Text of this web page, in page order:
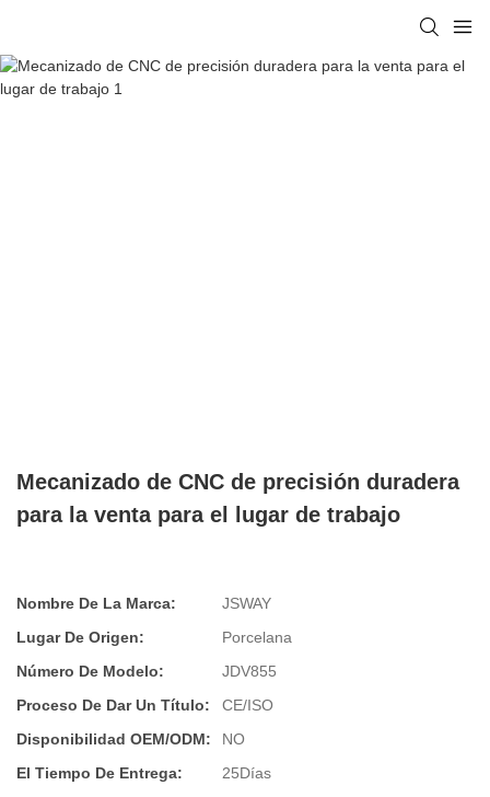
Mecanizado de CNC de precisión duradera
para la venta para el lugar de trabajo
Nombre De La Marca:
JSWAY
Lugar De Origen:
Porcelana
Número De Modelo:
JDV855
Proceso De Dar Un Título:
CE/ISO
Disponibilidad OEM/ODM:
NO
El Tiempo De Entrega:
25Días